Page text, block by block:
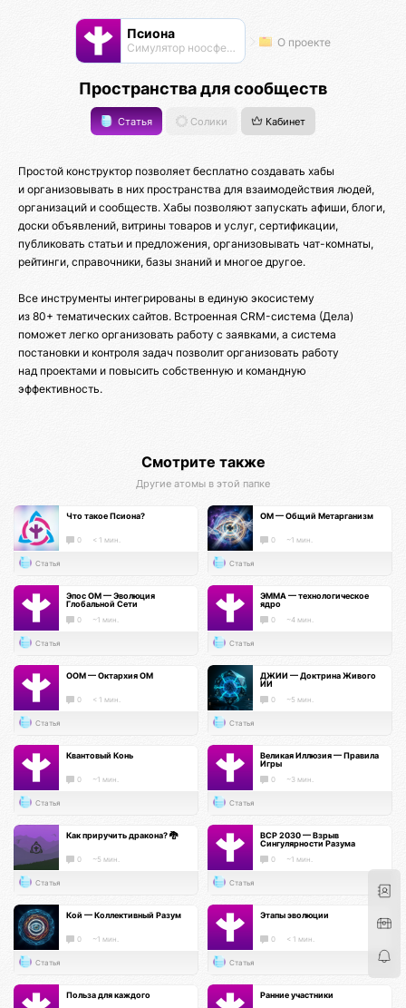
Псиона
Cимулятор ноосферы О проекте
Пространства для сообществ
Статья Солики Кабинет
Простой конструктор позволяет бесплатно создавать хабы
и организовывать в них пространства для взаимодействия людей,
организаций и сообществ. Хабы позволяют запускать афиши, блоги,
доски объявлений, витрины товаров и услуг, сертификации,
публиковать статьи и предложения, организовывать чат-комнаты,
рейтинги, справочники, базы знаний и многое другое.
Все инструменты интегрированы в единую экосистему
из 80+ тематических сайтов. Встроенная CRM-система (Дела)
поможет легко организовать работу с заявками, а система
постановки и контроля задач позволит организовать работу
над проектами и повысить собственную и командную
эффективность.
Смотрите также
Другие атомы в этой папке
Что такое Псиона?
0 < 1 мин.
Статья
ОМ — Общий Метарганизм
0 ~1 мин.
Статья
Эпос ОМ — Эволюция
Глобальной Сети
0 ~1 мин.
Статья
ЭММА — технологическое
ядро
0 ~4 мин.
Статья
ООМ — Октархия ОМ
0 < 1 мин.
Статья
ДЖИИ — Доктрина Живого
ИИ
0 ~5 мин.
Статья
Квантовый Конь
0 ~1 мин.
Статья
Великая Иллюзия — Правила
Игры
0 ~3 мин.
Статья
Как приручить дракона? 🐉
0 ~5 мин.
Статья
ВСР 2030 — Взрыв
Сингулярности Разума
0 ~1 мин.
Статья
Кой — Коллективный Разум
0 ~1 мин.
Статья
Этапы эволюции
0 < 1 мин.
Статья
Польза для каждого Ранние участники